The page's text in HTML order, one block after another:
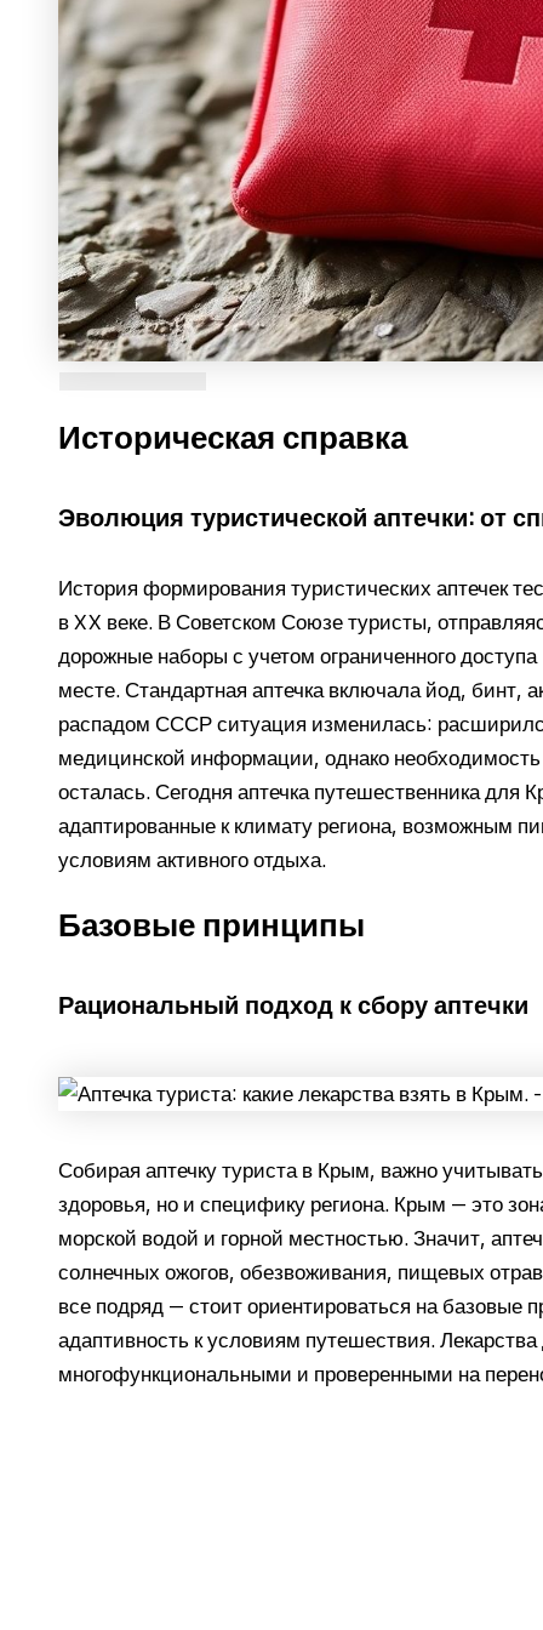
Историческая справка
Эволюция туристической аптечки: от
История формирования туристических аптечек
в XX веке. В Советском Союзе туристы,
дорожные наборы с учетом ограниченного
месте. Стандартная аптечка включала йод, бинт,
распадом СССР ситуация изменилась:
медицинской информации, однако необходимость
осталась. Сегодня аптечка путешественника
адаптированные к климату региона, возможным
условиям активного отдыха.
Базовые принципы
Рациональный подход к сбору аптечки
Собирая аптечку туриста в Крым, важно
здоровья, но и специфику региона. Крым — это
морской водой и горной местностью. Значит,
солнечных ожогов, обезвоживания, пищевых
все подряд — стоит ориентироваться на базовые
адаптивность к условиям путешествия.
многофункциональными и проверенными на